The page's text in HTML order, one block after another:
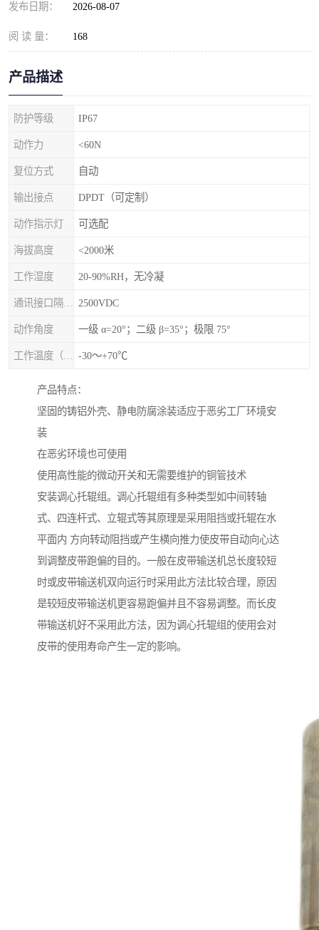
发布日期： 2026-08-07
阅 读 量： 168
产品描述
防护等级 IP67
动作力 <60N
复位方式 自动
输出接点 DPDT（可定制）
动作指示灯 可选配
海拔高度 <2000米
工作湿度 20-90%RH，无冷凝
2500VDC
动作角度 一级 α=20°；二级 β=35°；极限 75°
-30～+70℃
产品特点：
坚固的铸铝外壳、静电防腐涂装适应于恶劣工厂环境安
装
在恶劣环境也可使用
使用高性能的微动开关和无需要维护的铜管技术
安装调心托辊组。调心托辊组有多种类型如中间转轴
式、四连杆式、立辊式等其原理是采用阻挡或托辊在水
平面内 方向转动阻挡或产生横向推力使皮带自动向心达
到调整皮带跑偏的目的。一般在皮带输送机总长度较短
时或皮带输送机双向运行时采用此方法比较合理，原因
是较短皮带输送机更容易跑偏并且不容易调整。而长皮
带输送机好不采用此方法，因为调心托辊组的使用会对
皮带的使用寿命产生一定的影响。